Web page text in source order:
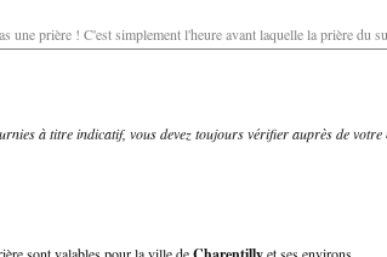
une prière ! C'est simplement l'heure avant laquelle la prière du
à titre indicatif, vous devez toujours vérifier auprès de votre